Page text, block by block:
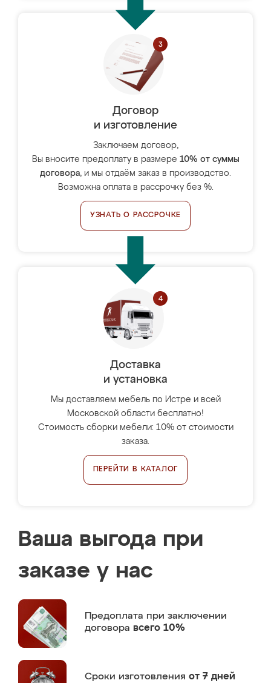
Договор
и изготовление
Заключаем договор,
Вы вносите предоплату в размере 10% от суммы
договора, и мы отдаём заказ в производство.
Возможна оплата в рассрочку без %.
УЗНАТЬ О РАССРОЧКЕ
Доставка
и установка
Мы доставляем мебель по Истре и всей
Московской области бесплатно!
Стоимость сборки мебели: 10% от стоимости
заказа.
ПЕРЕЙТИ В КАТАЛОГ
Ваша выгода при
заказе у нас
Предоплата при заключении
договора всего 10%
Сроки изготовления от 7 дней